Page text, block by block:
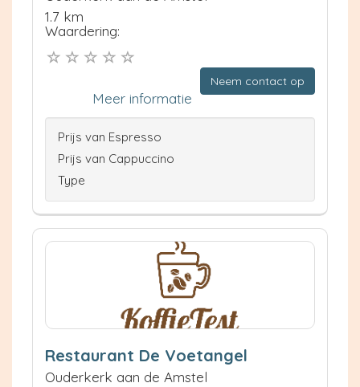
1.7 km
Waardering:
Neem contact op
Meer informatie
Prijs van Espresso
Prijs van Cappuccino
Type
Restaurant De Voetangel
Ouderkerk aan de Amstel